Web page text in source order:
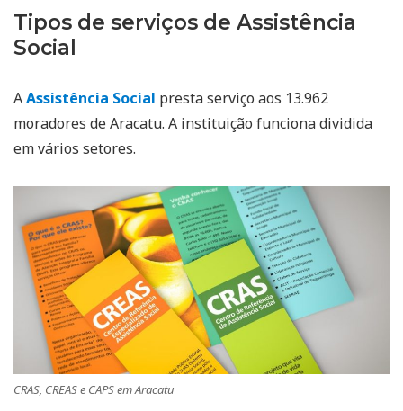
Tipos de serviços de Assistência
Social
AAssistência Social presta serviço aos 13.962
moradores de Aracatu. A instituição funciona dividida
em vários setores.
CRAS, CREAS e CAPS em Aracatu